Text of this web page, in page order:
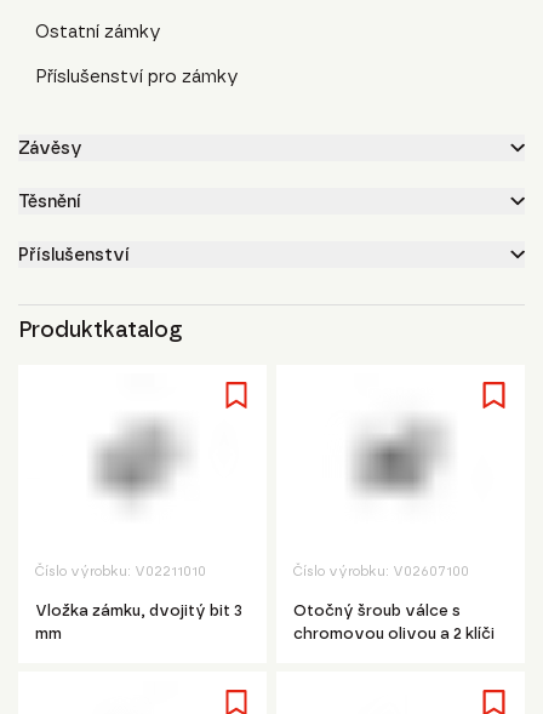
Ostatní zámky
Příslušenství pro zámky
Závěsy
Těsnění
Příslušenství
Produktkatalog
Číslo výrobku: V02211010
Vložka zámku, dvojitý bit 3
mm
Číslo výrobku: V02607100
Otočný šroub válce s
chromovou olivou a 2 klíči